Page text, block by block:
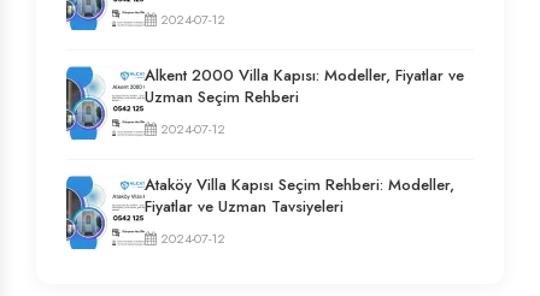
2024-07-12
Alkent 2000 Villa Kapısı: Modeller, Fiyatlar ve
Uzman Seçim Rehberi
2024-07-12
Ataköy Villa Kapısı Seçim Rehberi: Modeller,
Fiyatlar ve Uzman Tavsiyeleri
2024-07-12